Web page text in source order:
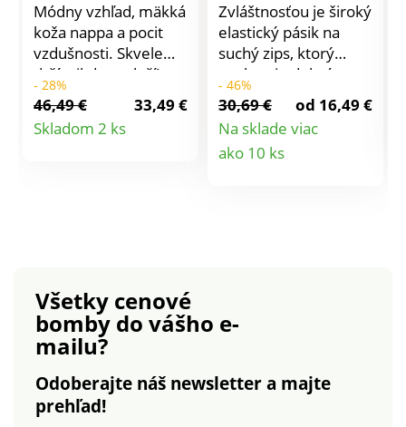
Módny vzhľad, mäkká
koža nappa a pocit
vzdušnosti. Skvele
drží, nikde netlačí!
Tieto balerínky s
opaskom na suchý
zips Vás budú
- 28%
46,49 €
33,49 €
Skladom 2 ks
Detail
Zvláštnosťou je široký
elastický pásik na
suchý zips, ktorý
poskytuje dobrú
oporu aj pri rýchlej
chôdzi. Päta s
imitáciou krokodílej
kože. Ľahko sa
- 46%
30,69 €
od 16,49 €
Na sklade viac
ako 10 ks
Všetky cenové
bomby do vášho e-
mailu?
Odoberajte náš newsletter a majte
prehľad!